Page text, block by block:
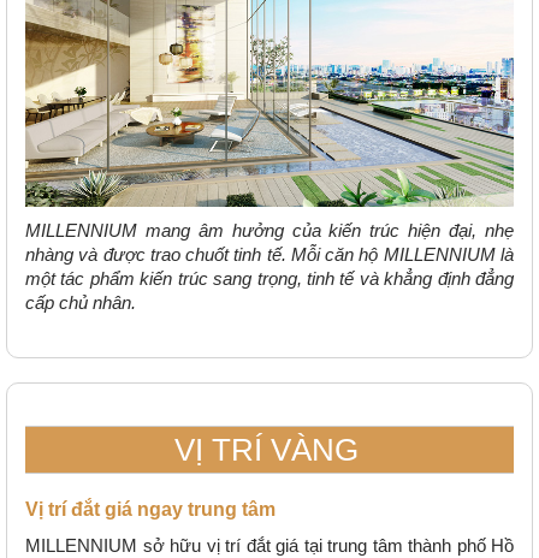
MILLENNIUM mang âm hưởng của kiến trúc hiện đại, nhẹ
nhàng và được trao chuốt tinh tế. Mỗi căn hộ MILLENNIUM là
một tác phẩm kiến trúc sang trọng, tinh tế và khẳng định đẳng
cấp chủ nhân.
VỊ TRÍ VÀNG
Vị trí đắt giá ngay trung tâm
MILLENNIUM sở hữu vị trí đắt giá tại trung tâm thành phố Hồ